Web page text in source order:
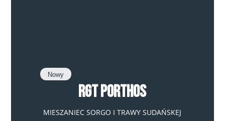
Nowy
RGT Porthos
MIESZANIEC SORGO I TRAWY SUDAŃSKEJ